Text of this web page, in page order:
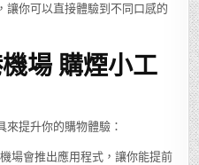
讓你可以直接體驗到不同口感的
場 購煙小工
提升你的購物體驗：
場會推出應用程式，讓你能提前